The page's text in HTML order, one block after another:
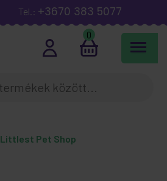
Tel.: +3670 383 5077
0
Littlest Pet Shop